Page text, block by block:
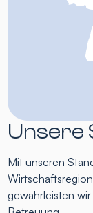
Unsere
Mit unseren
gewährleisten